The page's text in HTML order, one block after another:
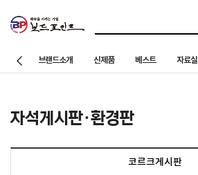
브랜드소개 신제품 베스트 자료실
자석게시판·환경판
코르크게시판